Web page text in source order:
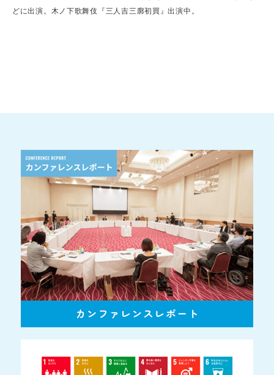
どに出演。木ノ下歌舞伎『三人吉三廓初買』出演中。